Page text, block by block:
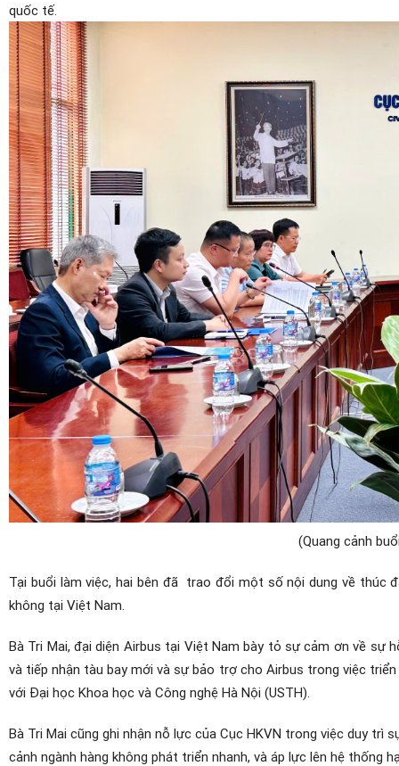
quốc tế.
(Quang cảnh
Tại buổi làm việc, hai bên đã trao đổi một số nội dung về thúc
không tại Việt Nam.
Bà Tri Mai, đại diện Airbus tại Việt Nam bày tỏ sự cảm ơn về sự
và tiếp nhận tàu bay mới và sự bảo trợ cho Airbus trong việc
với Đại học Khoa học và Công nghệ Hà Nội (USTH).
Bà Tri Mai cũng ghi nhận nỗ lực của Cục HKVN trong việc duy
cảnh ngành hàng không phát triển nhanh, và áp lực lên hệ thống